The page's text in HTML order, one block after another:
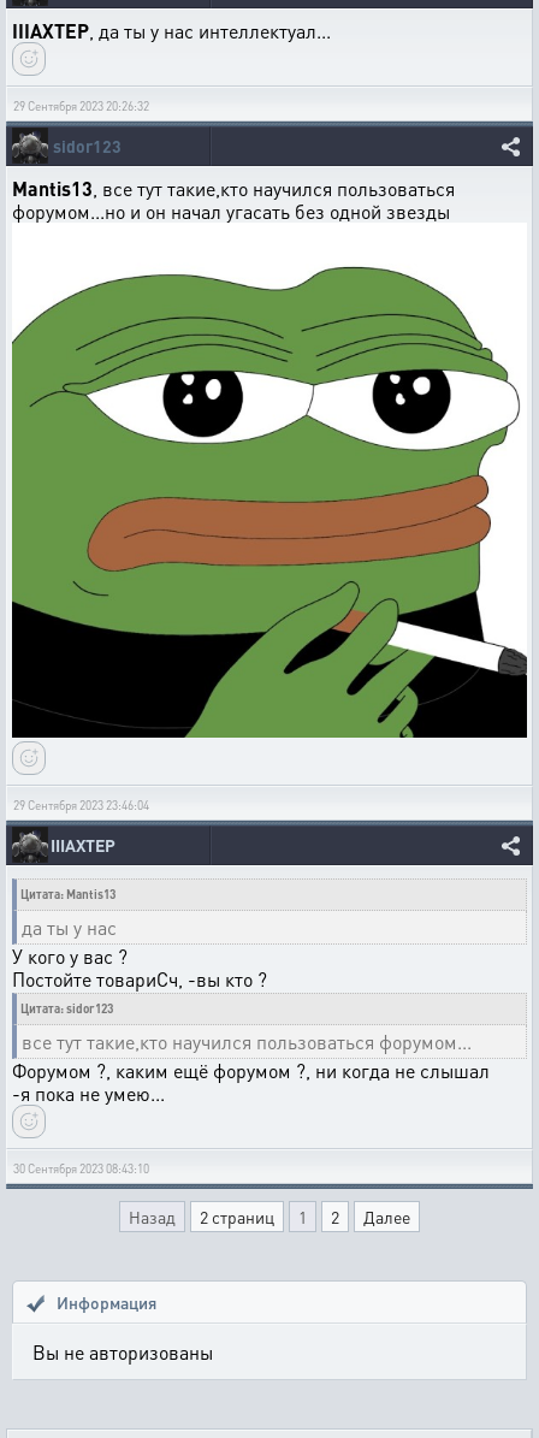
IIIAXTEP , да ты у нас интеллектуал...
29 Сентября 2023 20:26:32
sidor123
Mantis13 , все тут такие,кто научился пользоваться
форумом...но и он начал угасать без одной звезды
29 Сентября 2023 23:46:04
IIIAXTEP
Цитата: Mantis13
да ты у нас
У кого у вас ?
Постойте товариСч, -вы кто ?
Цитата: sidor123
все тут такие,кто научился пользоваться форумом...
Форумом ?, каким ещё форумом ?, ни когда не слышал
-я пока не умею...
30 Сентября 2023 08:43:10
Назад 2 страниц 1 2 Далее
Информация
Вы не авторизованы